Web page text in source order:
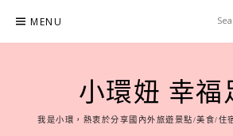
content
MENU
小環妞 幸福
我是小環，熱衷於分享國內外旅遊景點/美食/住